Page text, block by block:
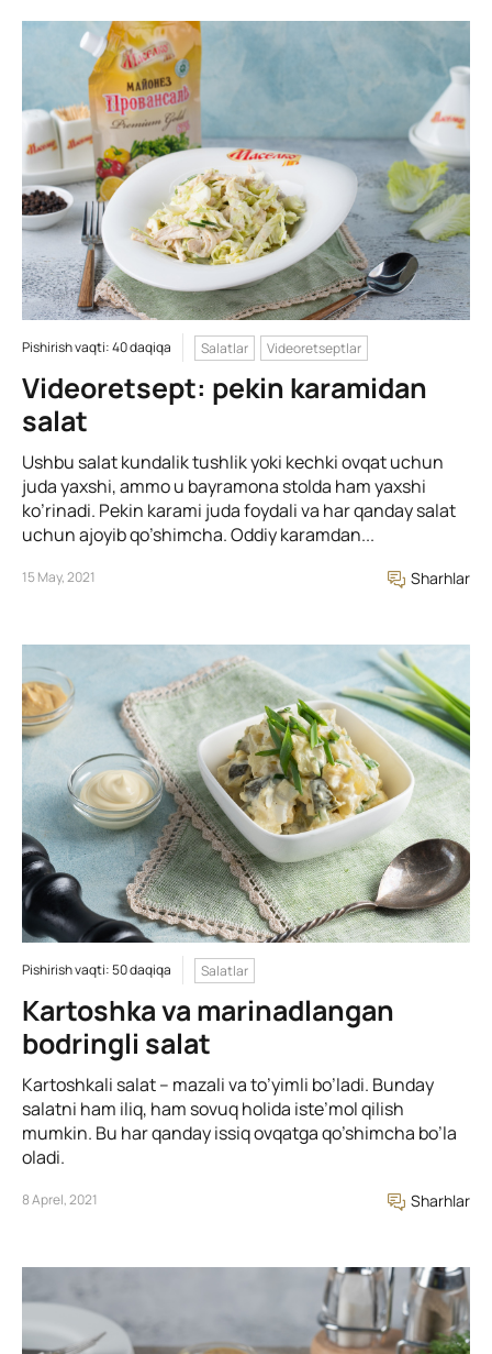
Pishirish vaqti: 40 daqiqa Salatlar Videoretseptlar
Videoretsept: pekin karamidan
salat
Ushbu salat kundalik tushlik yoki kechki ovqat uchun
juda yaxshi, ammo u bayramona stolda ham yaxshi
ko’rinadi. Pekin karami juda foydali va har qanday salat
uchun ajoyib qo’shimcha. Oddiy karamdan...
15 May, 2021 Sharhlar
Pishirish vaqti: 50 daqiqa Salatlar
Kartoshka va marinadlangan
bodringli salat
Kartoshkali salat – mazali va to’yimli bo’ladi. Bunday
salatni ham iliq, ham sovuq holida iste’mol qilish
mumkin. Bu har qanday issiq ovqatga qo’shimcha bo’la
oladi.
8 Aprel, 2021 Sharhlar